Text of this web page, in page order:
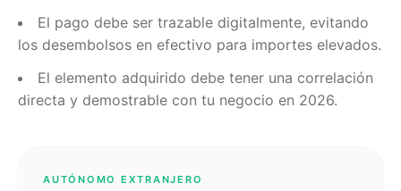
El pago debe ser trazable digitalmente, evitando
los desembolsos en efectivo para importes elevados.
El elemento adquirido debe tener una correlación
directa y demostrable con tu negocio en 2026.
AUTÓNOMO EXTRANJERO